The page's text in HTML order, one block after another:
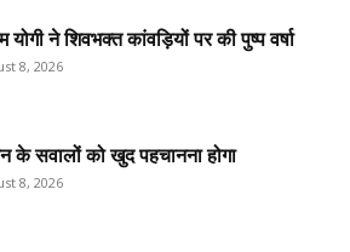
योगी ने शिवभक्त कांवड़ियों पर की पुष्प वर्षा
8, 2026
के सवालों को खुद पहचानना होगा
8, 2026